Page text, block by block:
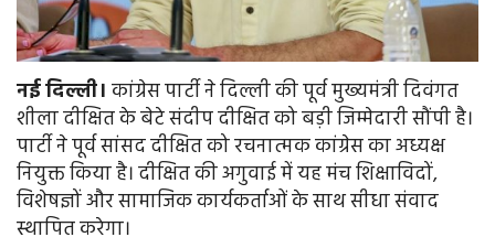
नईदिल्ली। कांग्रेस पार्टी ने दिल्ली की पूर्व मुख्यमंत्री दिवंगत
शीला दीक्षित के बेटे संदीप दीक्षित को बड़ी जिम्मेदारी सौंपी है।
पार्टी ने पूर्व सांसद दीक्षित को रचनात्मक कांग्रेस का अध्यक्ष
नियुक्त किया है। दीक्षित की अगुवाई में यह मंच शिक्षाविदों,
विशेषज्ञों और सामाजिक कार्यकर्ताओं के साथ सीधा संवाद
स्थापित करेगा।